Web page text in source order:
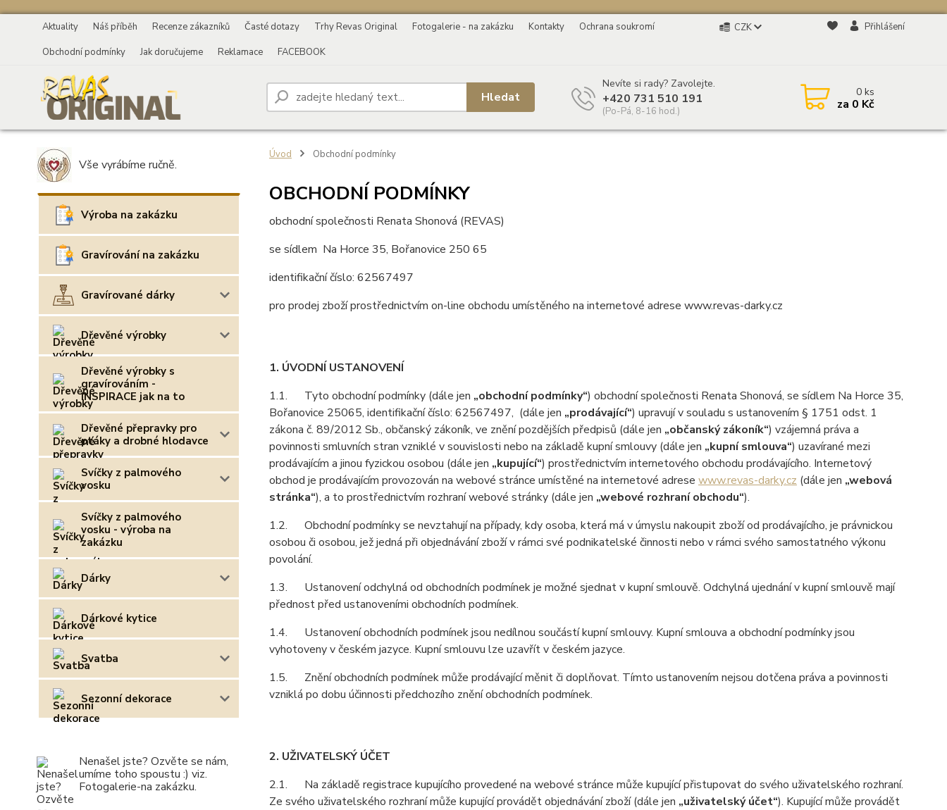
Aktuality Náš příběh Recenze zákazníků Časté dotazy Trhy Revas Original Fotogalerie - na zakázku Kontakty
Ochrana soukromí
Obchodní podmínky
Jak doručujeme Reklamace FACEBOOK
CZK Přihlášení
Hledat
Nevíte si rady? Zavolejte.
+420 731 510 191
(Po-Pá, 8-16 hod.)
0ks
za 0 Kč
Vše vyrábíme ručně.
Výroba na zakázku
Gravírování na zakázku
Gravírované dárky
Dřevěné výrobky
Dřevěné výrobky s
gravírováním -
INSPIRACE jak na to
Dřevěné přepravky pro
ptáky a drobné hlodavce
Svíčky z palmového
vosku
Svíčky z palmového
vosku - výroba na
zakázku
Dárky
Dárkové kytice
Svatba
Sezonní dekorace
Nenašel jste? Ozvěte se nám,
umíme toho spoustu :) viz.
Fotogalerie-na zakázku.
Úvod Obchodní podmínky
OBCHODNÍ PODMÍNKY
obchodní společnosti Renata Shonová (REVAS)
se sídlem Na Horce 35, Bořanovice 250 65
identifikační číslo: 62567497
pro prodej zboží prostřednictvím on-line obchodu umístěného na internetové adrese www.revas-darky.cz
1. ÚVODNÍ USTANOVENÍ
1.1. Tyto obchodní podmínky (dále jen „obchodní podmínky“) obchodní společnosti Renata Shonová, se sídlem Na Horce 35,
Bořanovice 25065, identifikační číslo: 62567497, (dále jen „prodávající“) upravují v souladu s ustanovením § 1751 odst. 1
zákona č. 89/2012 Sb., občanský zákoník, ve znění pozdějších předpisů (dále jen „občanský zákoník“) vzájemná práva a
povinnosti smluvních stran vzniklé v souvislosti nebo na základě kupní smlouvy (dále jen „kupní smlouva“) uzavírané mezi
prodávajícím a jinou fyzickou osobou (dále jen „kupující“) prostřednictvím internetového obchodu prodávajícího. Internetový
obchod je prodávajícím provozován na webové stránce umístěné na internetové adrese www.revas-darky.cz (dále jen „webová
stránka“), a to prostřednictvím rozhraní webové stránky (dále jen „webové rozhraní obchodu“).
1.2. Obchodní podmínky se nevztahují na případy, kdy osoba, která má v úmyslu nakoupit zboží od prodávajícího, je právnickou
osobou či osobou, jež jedná při objednávání zboží v rámci své podnikatelské činnosti nebo v rámci svého samostatného výkonu
povolání.
1.3. Ustanovení odchylná od obchodních podmínek je možné sjednat v kupní smlouvě. Odchylná ujednání v kupní smlouvě mají
přednost před ustanoveními obchodních podmínek.
1.4. Ustanovení obchodních podmínek jsou nedílnou součástí kupní smlouvy. Kupní smlouva a obchodní podmínky jsou
vyhotoveny v českém jazyce. Kupní smlouvu lze uzavřít v českém jazyce.
1.5. Znění obchodních podmínek může prodávající měnit či doplňovat. Tímto ustanovením nejsou dotčena práva a povinnosti
vzniklá po dobu účinnosti předchozího znění obchodních podmínek.
2. UŽIVATELSKÝ ÚČET
2.1. Na základě registrace kupujícího provedené na webové stránce může kupující přistupovat do svého uživatelského rozhraní.
Ze svého uživatelského rozhraní může kupující provádět objednávání zboží (dále jen „uživatelský účet“). Kupující může provádět